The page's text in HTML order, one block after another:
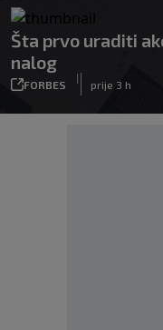
Šta prvo uraditi
nalog
FORBES
|
prije 3 h